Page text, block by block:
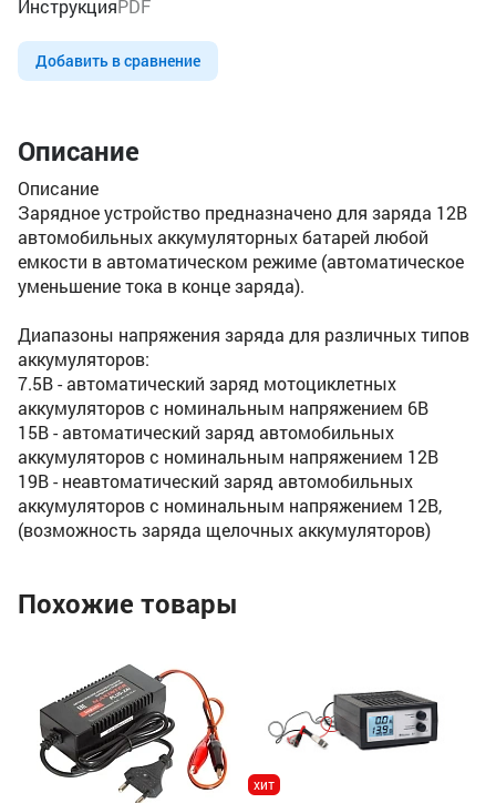
ИнструкцияPDF
Добавить в сравнение
Описание
Описание
Зарядное устройство предназначено для заряда 12В
автомобильных аккумуляторных батарей любой
емкости в автоматическом режиме (автоматическое
уменьшение тока в конце заряда).
Диапазоны напряжения заряда для различных типов
аккумуляторов:
7.5В - автоматический заряд мотоциклетных
аккумуляторов с номинальным напряжением 6В
15В - автоматический заряд автомобильных
аккумуляторов с номинальным напряжением 12В
19В - неавтоматический заряд автомобильных
аккумуляторов с номинальным напряжением 12В,
(возможность заряда щелочных аккумуляторов)
Похожие товары
хит